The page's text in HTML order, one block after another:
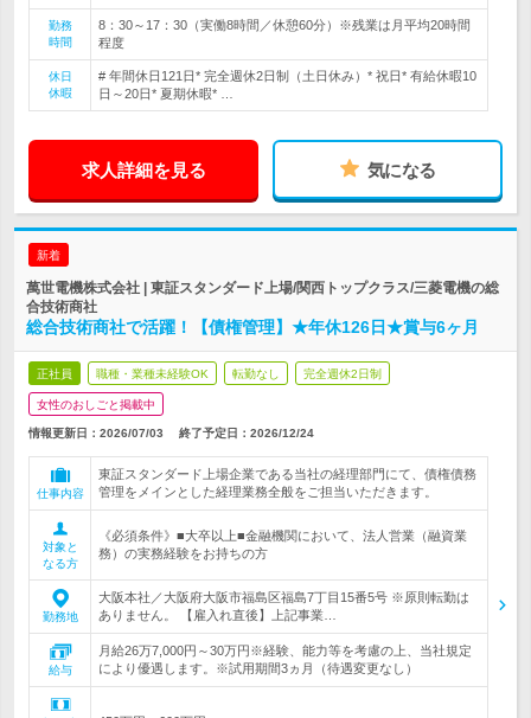
勤務
時間
8：30～17：30（実働8時間／休憩60分）※残業は月平均20時間
程度
休日
休暇
# 年間休日121日* 完全週休2日制（土日休み）* 祝日* 有給休暇10
日～20日* 夏期休暇* …
求人詳細を見る 気になる
新着
萬世電機株式会社 | 東証スタンダード上場/関西トップクラス/三菱電機の総
合技術商社
総合技術商社で活躍！【債権管理】★年休126日★賞与6ヶ月
正社員 職種・業種未経験OK 転勤なし 完全週休2日制
女性のおしごと掲載中
情報更新日：2026/07/03 終了予定日： 2026/12/24
仕事内容
東証スタンダード上場企業である当社の経理部門にて、債権債務
管理をメインとした経理業務全般をご担当いただきます。
対象と
なる方
《必須条件》■大卒以上■金融機関において、法人営業（融資業
務）の実務経験をお持ちの方
勤務地
大阪本社／大阪府大阪市福島区福島7丁目15番5号 ※原則転勤は
ありません。 【雇入れ直後】上記事業…
給与
月給26万7,000円～30万円※経験、能力等を考慮の上、当社規定
により優遇します。※試用期間3ヵ月（待遇変更なし）